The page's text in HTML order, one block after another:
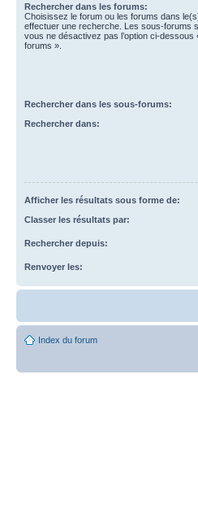
Rechercher dans les forums:
Choisissez le forum ou les forums dans
effectuer une recherche. Les sous-forums
vous ne désactivez pas l’option ci-
forums ».
Rechercher dans les sous-forums:
Rechercher dans:
Afficher les résultats sous forme de:
Classer les résultats par:
Rechercher depuis:
Renvoyer les:
Index du forum